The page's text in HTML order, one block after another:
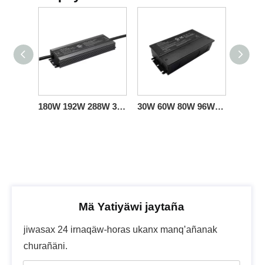
180W 192W 288W 300W CV Clase 2 IP66 LED Conductor Jisk’a Conmutación Fuente de Alimentación RoHS Listado 30W 60W 80W 96W 100W 120W 150W 200W 300W 500W 600W CV Hierro Incorporado Caja de Junción Conductor Conmutación Fuente de Alimentación 5-Y Garantía
Mä Yatiyäwi jaytaña
jiwasax 24 irnaqäw-horas ukanx manq’añanak
churañäni.